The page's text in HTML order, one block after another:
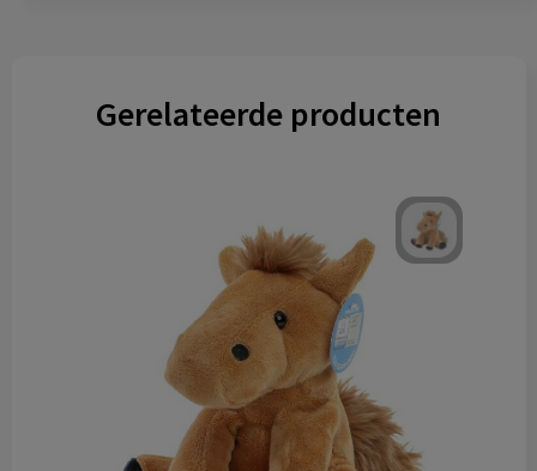
Gerelateerde producten